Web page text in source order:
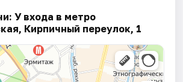
У входа в метро
Кирпичный переулок, 1